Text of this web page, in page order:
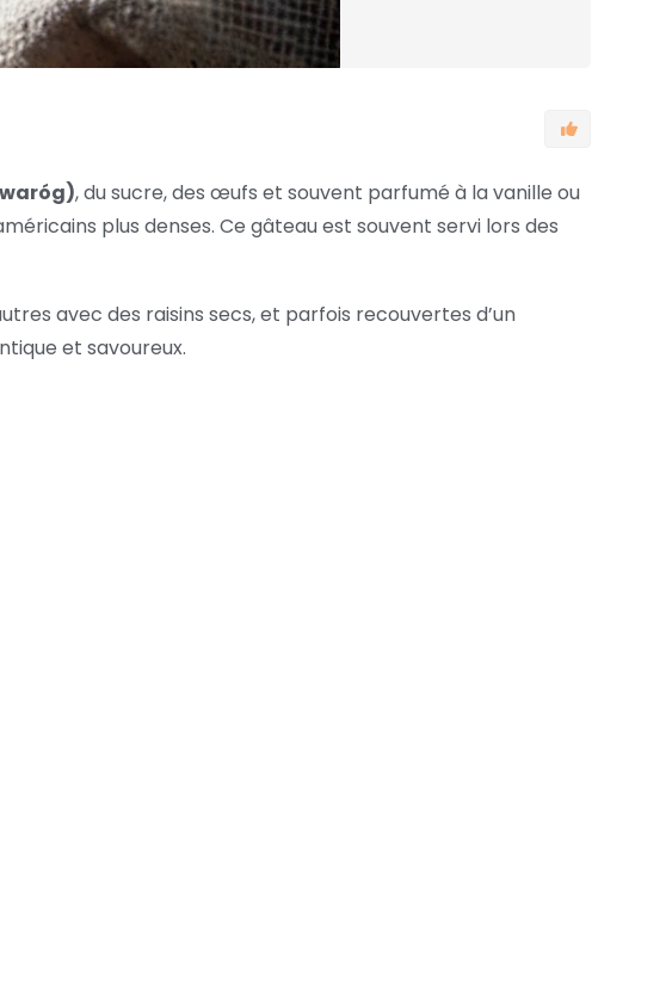
, du sucre, des œufs et souvent parfumé à la vanille ou
plus denses. Ce gâteau est souvent servi lors des
avec des raisins secs, et parfois recouvertes d’un
et savoureux.